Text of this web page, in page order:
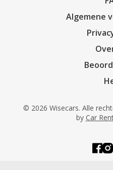
Algemene
© 2026 Wisecars. Alle
by Car